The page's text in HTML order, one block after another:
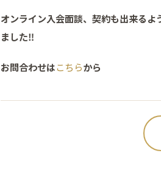
オンライン入会面談、契約も出来る
ました‼
お問合わせはこちらから